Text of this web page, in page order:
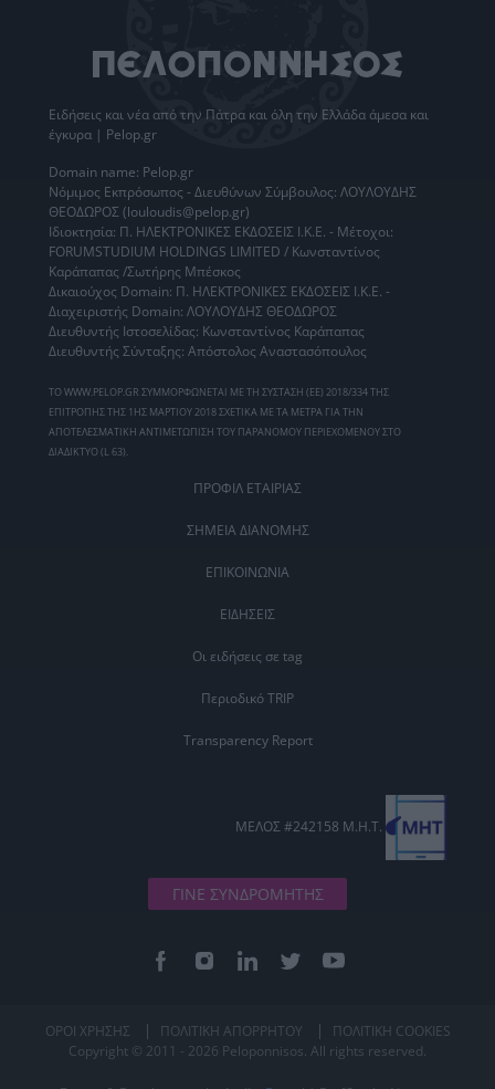
Ειδήσεις και νέα από την Πάτρα και όλη την Ελλάδα άμεσα και
έγκυρα | Pelop.gr
Domain name: Pelop.gr
Νόμιμος Εκπρόσωπος - Διευθύνων Σύμβουλος: ΛΟΥΛΟΥΔΗΣ
ΘΕΟΔΩΡΟΣ (louloudis@pelop.gr)
Ιδιοκτησία: Π. ΗΛΕΚΤΡΟΝΙΚΕΣ ΕΚΔΟΣΕΙΣ Ι.Κ.Ε. - Μέτοχοι:
FORUMSTUDIUM HOLDINGS LIMITED / Κωνσταντίνος
Καράπαπας /Σωτήρης Μπέσκος
Δικαιούχος Domain: Π. ΗΛΕΚΤΡΟΝΙΚΕΣ ΕΚΔΟΣΕΙΣ Ι.Κ.Ε. -
Διαχειριστής Domain: ΛΟΥΛΟΥΔΗΣ ΘΕΟΔΩΡΟΣ
Διευθυντής Ιστοσελίδας: Κωνσταντίνος Καράπαπας
Διευθυντής Σύνταξης: Απόστολος Αναστασόπουλος
ΤΟ WWW.PELOP.GR ΣΥΜΜΟΡΦΩΝΕΤΑΙ ΜΕ ΤΗ ΣΥΣΤΑΣΗ (ΕΕ) 2018/334 ΤΗΣ
ΕΠΙΤΡΟΠΗΣ ΤΗΣ 1ΗΣ ΜΑΡΤΙΟΥ 2018 ΣΧΕΤΙΚΑ ΜΕ ΤΑ ΜΕΤΡΑ ΓΙΑ ΤΗΝ
ΑΠΟΤΕΛΕΣΜΑΤΙΚΗ ΑΝΤΙΜΕΤΩΠΙΣΗ ΤΟΥ ΠΑΡΑΝΟΜΟΥ ΠΕΡΙΕΧΟΜΕΝΟΥ ΣΤΟ
ΔΙΑΔΙΚΤΥΟ (L 63).
ΠΡΟΦΙΛ ΕΤΑΙΡΙΑΣ
ΣΗΜΕΙΑ ΔΙΑΝΟΜΗΣ
ΕΠΙΚΟΙΝΩΝΙΑ
ΕΙΔΗΣΕΙΣ
Οι ειδήσεις σε tag
Περιοδικό TRIP
Transparency Report
ΓΙΝΕ ΣΥΝΔΡΟΜΗΤΗΣ
ΜΕΛΟΣ #242158 Μ.Η.Τ.
ΟΡΟΙ ΧΡΗΣΗΣ ΠΟΛΙΤΙΚΗ ΑΠΟΡΡΗΤΟΥ
ΠΟΛΙΤΙΚΗ COOKIES
Copyright © 2011 - 2026 Peloponnisos. All rights reserved.